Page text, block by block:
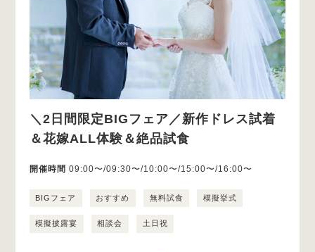
＼2日間限定BIGフェア／新作ドレス試着
＆花嫁ALL体験＆絶品試食
開催時間 09:00〜/09:30〜/10:00〜/15:00〜/16:00〜
BIGフェア おすすめ 無料試食 模擬挙式
模擬披露宴 相談会 土日祝